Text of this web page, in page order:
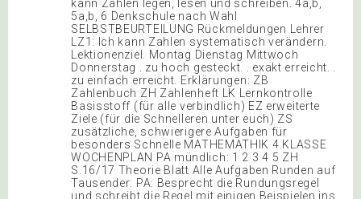
kann Zahlen legen, lesen und schreiben. 4a,b,
5a,b, 6 Denkschule nach Wahl
SELBSTBEURTEILUNG Rückmeldungen Lehrer
LZ1: Ich kann Zahlen systematisch verändern.
Lektionenziel. Montag Dienstag Mittwoch
Donnerstag . zu hoch gesteckt. . exakt erreicht. .
zu einfach erreicht. Erklärungen: ZB
Zahlenbuch ZH Zahlenheft LK Lernkontrolle
Basisstoff (für alle verbindlich) EZ erweiterte
Ziele (für die Schnelleren unter euch) ZS
zusätzliche, schwierigere Aufgaben für
besonders Schnelle MATHEMATHIK 4.KLASSE
WOCHENPLAN PA mündlich: 1 2 3 4 5 ZH
S.16/17 Theorie Blatt Alle Aufgaben Runden auf
Tausender: PA: Besprecht die Rundungsregel
und schreibt die Regel mit einigen Beispielen ins